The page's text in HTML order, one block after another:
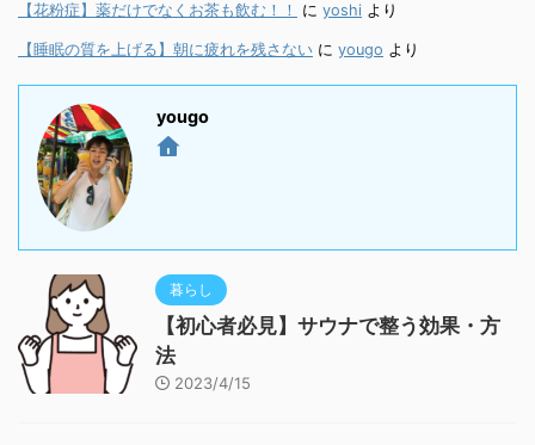
【花粉症】薬だけでなくお茶も飲む！！ に yoshi より
【睡眠の質を上げる】朝に疲れを残さない に yougo より
yougo
暮らし
【初心者必見】サウナで整う効果・方
法
2023/4/15